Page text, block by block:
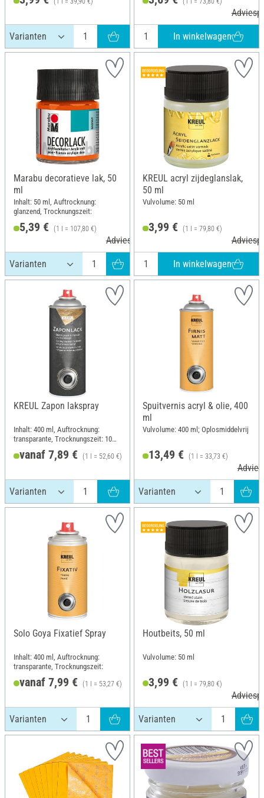
In winkelwagen
Marabu decoratieve lak, 50
ml
Inhalt: 50 ml, Auftrocknung:
glanzend, Trocknungszeit:
5,39 € (1 l = 107,80 €)
Adviesprijs 5,89 €
KREUL acryl zijdeglanslak,
50 ml
Vulvolume: 50 ml
3,99 € (1 l = 79,80 €)
In winkelwagen
KREUL Zapon lakspray
Inhalt: 400 ml, Auftrocknung:
transparante, Trocknungszeit: 10
vanaf 7,89 € (1 l = 52,60 €)
Spuitvernis acryl & olie, 400
ml
Vulvolume: 400 ml; Oplosmiddelvrij
13,49 € (1 l = 33,73 €)
Solo Goya Fixatief Spray
Inhalt: 400 ml, Auftrocknung:
transparante, Trocknungszeit:
vanaf 7,99 € (1 l = 53,27 €)
Houtbeits, 50 ml
Vulvolume: 50 ml
3,99 € (1 l = 79,80 €)